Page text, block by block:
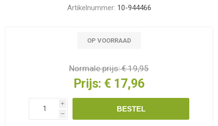
Artikelnummer: 10-944466
OP VOORRAAD
Normale prijs:€ 19,95
Prijs: € 17,96
i
h
BESTEL